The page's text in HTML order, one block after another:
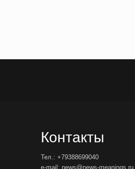
Контакты
Тел.: +79388699040
e-mail: news@news-meanings.ru